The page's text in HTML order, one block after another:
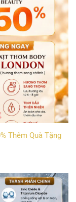
Thêm Quà Tặng